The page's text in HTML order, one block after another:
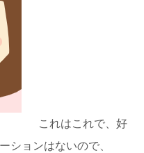
これはこれで、好
ションはないので、